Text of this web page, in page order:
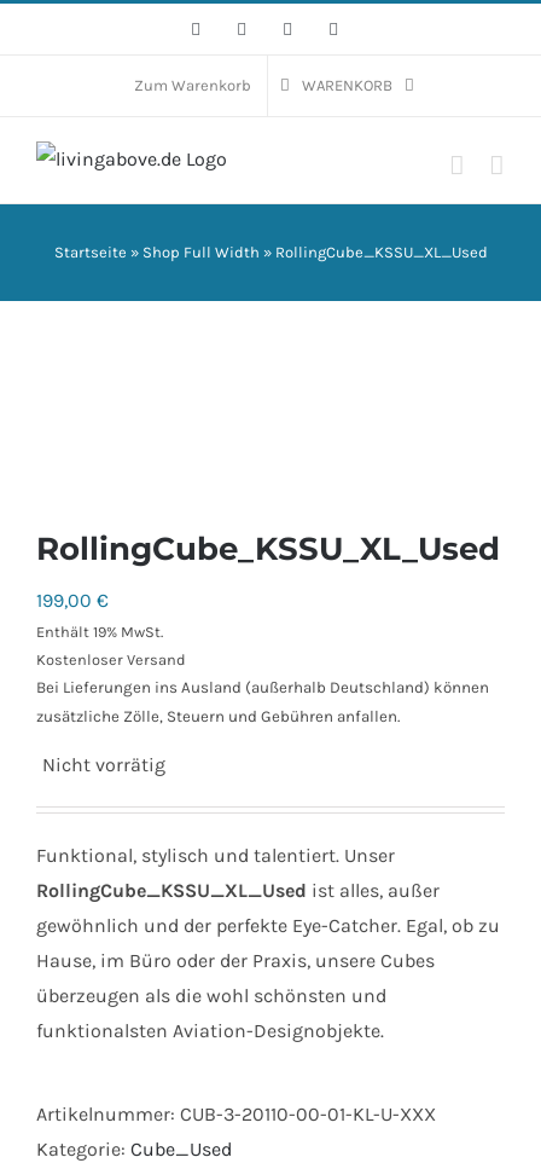
FacebookInstagramWhatsApp
Zum Warenkorb WARENKORB
Startseite » Shop Full Width » RollingCube_KSSU_XL_Used
RollingCube_KSSU_XL_Used
199,00 €
Enthält 19% MwSt.
Kostenloser Versand
Bei Lieferungen ins Ausland (außerhalb Deutschland) können
zusätzliche Zölle, Steuern und Gebühren anfallen.
Nicht vorrätig
Funktional, stylisch und talentiert. Unser
RollingCube_KSSU_XL_Used ist alles, außer
gewöhnlich und der perfekte Eye-Catcher. Egal, ob zu
Hause, im Büro oder der Praxis, unsere Cubes
überzeugen als die wohl schönsten und
funktionalsten Aviation-Designobjekte.
Artikelnummer: CUB-3-20110-00-01-KL-U-XXX
Kategorie: Cube_Used